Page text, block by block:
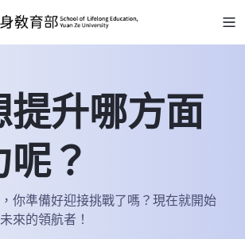
提升哪方面
？
你準備好迎接挑戰了嗎？現在就開始
來的領航者！